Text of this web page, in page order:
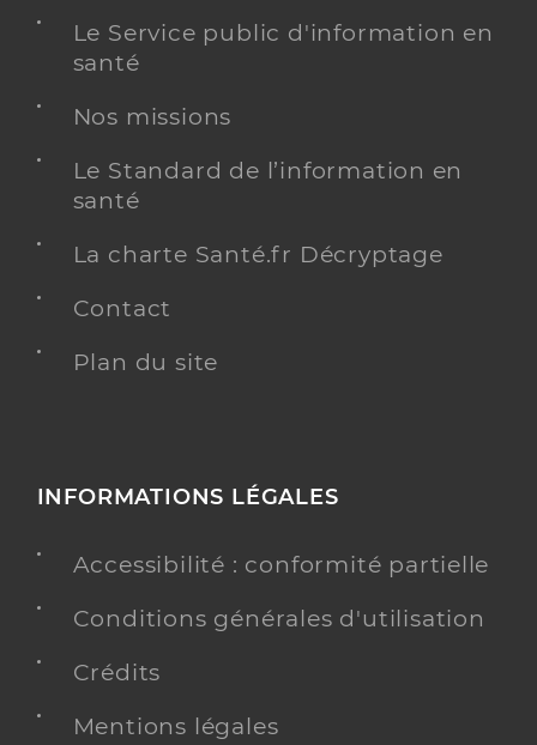
Le Service public d'information en
santé
Nos missions
Le Standard de l’information en
santé
La charte Santé.fr Décryptage
Contact
Plan du site
INFORMATIONS LÉGALES
Accessibilité : conformité partielle
Conditions générales d'utilisation
Crédits
Mentions légales